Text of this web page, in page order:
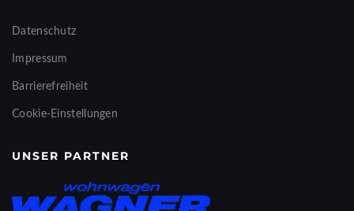
Datenschutz
Impressum
Barrierefreiheit
Cookie-Einstellungen
UNSER PARTNER